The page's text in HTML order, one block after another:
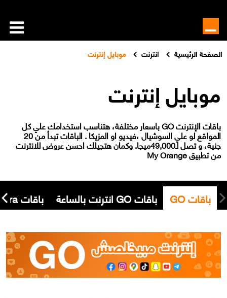
الصفحة الرئيسية انترنت موبايل إنترنت
موبايل إنترنت
باقات الإنترنت GO باسعار مختلفة، هتناسب استخدامك علي كل
المواقع لو علي السوشيال ،فيديو او المزيكا . الباقات تبدأ من 20
جنية، و تصل لـ49,000ميجا. وكمان هتجيلك احسن عروض للانترنت
من تطبيق My Orange
باقات GO باقات GO انترنت بالساعة باقات GO Extra